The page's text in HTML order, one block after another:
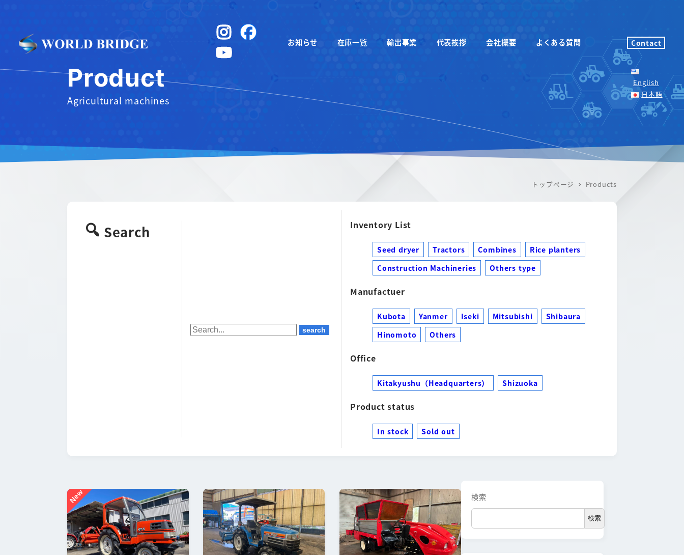
instagramFacebook
YouTube
English
日本語
Contact
お知らせ 在庫一覧 輸出事業 代表挨拶 会社概要 よくある質問
Product
Agricultural machines
トップページ Products
Search Inventory List
Seed dryer Tractors Combines
Rice planters
Construction Machineries
Others type
Manufactuer
Kubota Yanmer Iseki Mitsubishi
Shibaura
Hinomoto
Others
Office
Kitakyushu（Headquarters） Shizuoka
Product status
In stock Sold out
New 検索
検索